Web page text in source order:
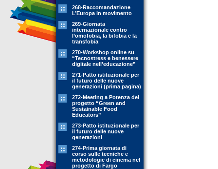
268-Raccomandazione
L’Europa in movimento
269-Giornata
internazionale contro
l’omofobia, la bifobia e la
transfobia
270-Workshop online su
“Tecnostress e benessere
digitale nell’educazione”
271-Patto istituzionale per
il futuro delle nuove
generazioni (prima pagina)
272-Meeting a Potenza del
progetto “Green and
Sustainable Food
Educators”
273-Patto istituzionale per
il futuro delle nuove
generazioni
274-Prima giornata di
corso sulle tecniche e
metodologie di cinema nel
progetto di Fargo